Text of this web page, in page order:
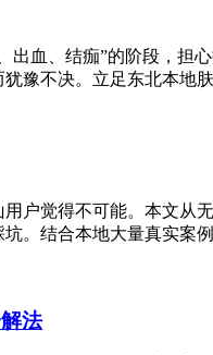
出血、结痂”的阶段，担
豫不决。立足东北本地
户觉得不可能。本文从
。结合本地大量真实案
法